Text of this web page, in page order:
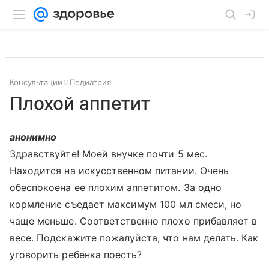
Консультации Педиатрия
Плохой аппетит
анонимно
Здравствуйте! Моей внучке почти 5 мес.
Находится на искусственном питании. Очень
обеспокоена ее плохим аппетитом. За одно
кормление съедает максимум 100 мл смеси, но
чаще меньше. Соответственно плохо прибавляет в
весе. Подскажите пожалуйста, что нам делать. Как
уговорить ребенка поесть?